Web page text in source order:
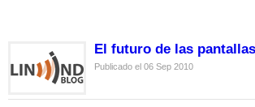
El futuro de las pantallas
Publicado el 06 Sep 2010